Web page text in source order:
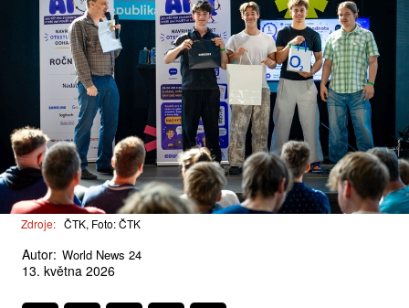
Zdroje: ČTK, Foto: ČTK
Autor: World News 24
13. května 2026